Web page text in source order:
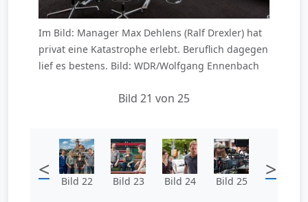
Im Bild: Manager Max Dehlens (Ralf Drexler) hat
privat eine Katastrophe erlebt. Beruflich dagegen
lief es bestens. Bild: WDR/Wolfgang Ennenbach
Bild 21 von 25
< Bild 22 Bild 23 Bild 24 Bild 25 >